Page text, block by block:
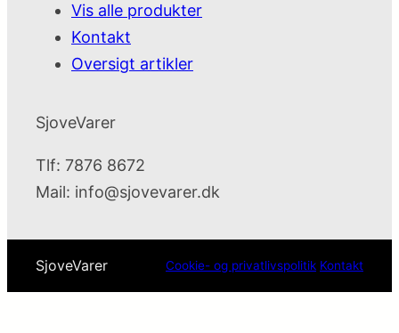
Vis alle produkter
Kontakt
Oversigt artikler
SjoveVarer
Tlf: 7876 8672
Mail: info@sjovevarer.dk
SjoveVarer Cookie- og privatlivspolitik Kontakt